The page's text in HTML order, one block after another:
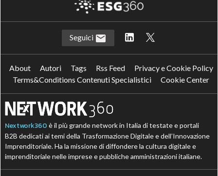
Seguici
About Autori Tags Rss Feed
Privacy e Cookie Policy
Terms&Conditions Contenuti Specialistici
Cookie Center
Nextwork360 è il più grande network in Italia di testate e portali
B2B dedicati ai temi della Trasformazione Digitale e dell’Innovazione
Imprenditoriale. Ha la missione di diffondere la cultura digitale e
imprenditoriale nelle imprese e pubbliche amministrazioni italiane.